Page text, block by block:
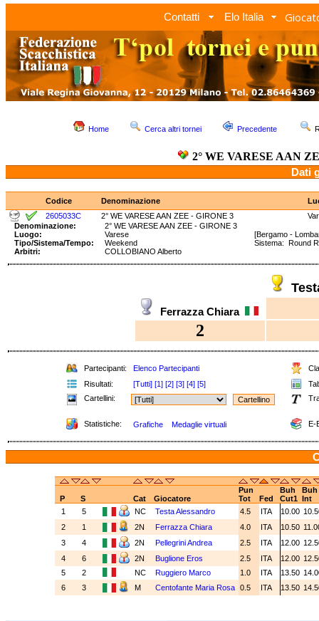
Contatti Elo Italia
Home Cerca altri tornei Precedente
2° WE VARESE AAN
Dati
Codice Denominazione
2605033C
2° WE VARESE AAN ZEE - GIRONE 3
Denominazione:
2° WE VARESE AAN ZEE - GIRONE 3
Luogo:
Varese
[Bergamo -
Tipo/Sistema/Tempo:
Weekend
Sistema: Round
Arbitri:
COLLOBIANO Alberto
Ferrazza Chiara
2
Partecipanti: Elenco Partecipanti
Risultati:
[Tutti] [1] [2] [3] [4] [5]
Cartellini:
Statistiche: Grafiche Medaglie virtuali E-
Pun Buh
Buh
P
S Cat Giocatore Tot Fed Cut1 Int
1
5 NC Testa Alessandro 4.5 ITA 10.00
2
1 2N Ferrazza Chiara 4.0 ITA 10.50
3
4 2N Pellegrini Andrea 2.5 ITA 12.00
4
6 2N Buglione Eros 2.5 ITA 12.00
5
2 NC Ruggiero Marco 1.0 ITA 13.50
6
3 M Centofante Maria Rosa 0.5 ITA 13.50